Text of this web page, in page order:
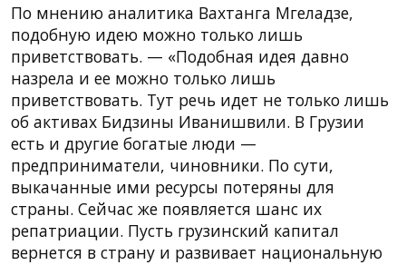
По мнению аналитика Вахтанга Мгеладзе,
подобную идею можно только лишь
приветствовать. — «Подобная идея давно
назрела и ее можно только лишь
приветствовать. Тут речь идет не только лишь
об активах Бидзины Иванишвили. В Грузии
есть и другие богатые люди —
предприниматели, чиновники. По сути,
выкачанные ими ресурсы потеряны для
страны. Сейчас же появляется шанс их
репатриации. Пусть грузинский капитал
вернется в страну и развивает национальную